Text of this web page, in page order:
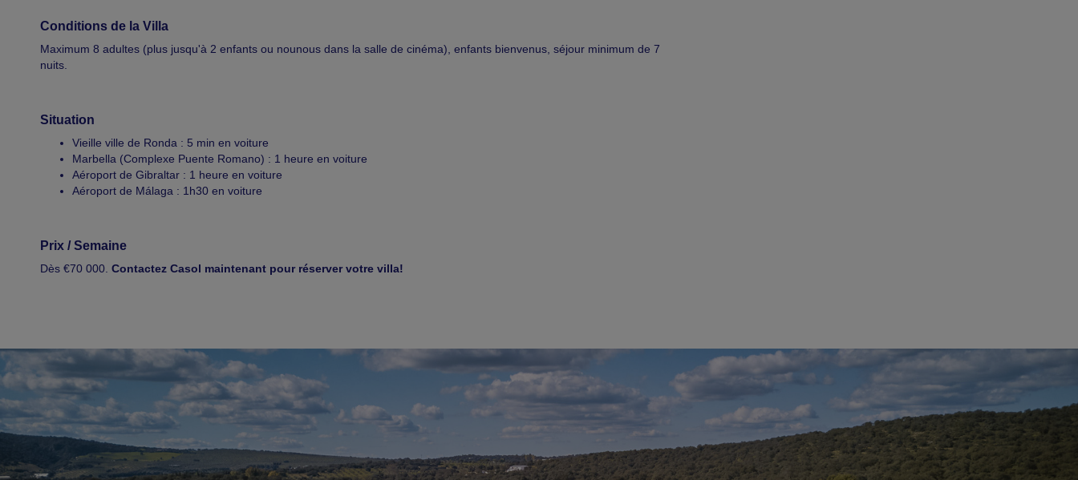
Conditions de la Villa
Maximum 8 adultes (plus jusqu'à 2 enfants ou nounous dans la salle de cinéma), enfants bienvenus, séjour minimum de 7
nuits.
Situation
Vieille ville de Ronda : 5 min en voiture
Marbella (Complexe Puente Romano) : 1 heure en voiture
Aéroport de Gibraltar : 1 heure en voiture
Aéroport de Málaga : 1h30 en voiture
Prix / Semaine
Dès €70 000. Contactez Casol maintenant pour réserver votre villa!